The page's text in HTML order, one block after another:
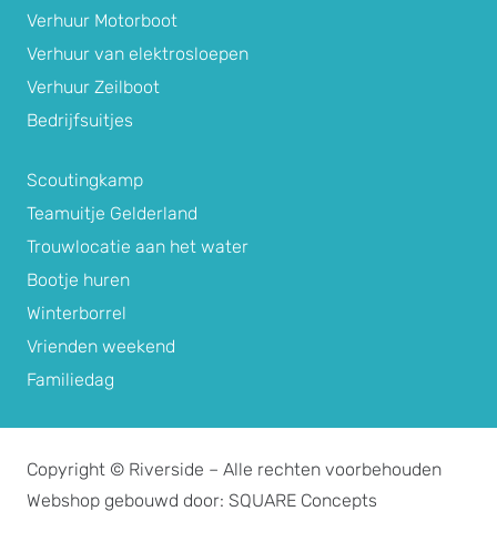
Verhuur Motorboot
Verhuur van elektrosloepen
Verhuur Zeilboot
Bedrijfsuitjes
Scoutingkamp
Teamuitje Gelderland
Trouwlocatie aan het water
Bootje huren
Winterborrel
Vrienden weekend
Familiedag
Copyright © Riverside – Alle rechten voorbehouden
Webshop gebouwd door: SQUARE Concepts